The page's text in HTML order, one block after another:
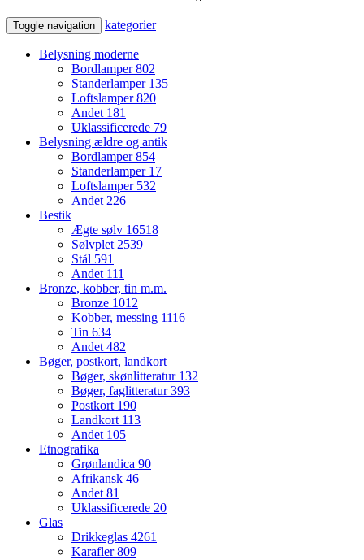
Toggle navigation kategorier
Belysning moderne
Bordlamper802
Standerlamper 135
Loftslamper820
Andet 181
Uklassificerede 79
Belysning ældre og antik
Bordlamper854
Standerlamper 17
Loftslamper 532
Andet 226
Bestik
Ægte sølv 16518
Sølvplet 2539
Stål 591
Andet 111
Bronze, kobber, tin m.m.
Bronze 1012
Kobber, messing 1116
Tin 634
Andet 482
Bøger, postkort, landkort
Bøger, skønlitteratur 132
Bøger, faglitteratur393
Postkort 190
Landkort 113
Andet 105
Etnografika
Grønlandica 90
Afrikansk 46
Andet 81
Uklassificerede 20
Glas
Drikkeglas 4261
Karafler809